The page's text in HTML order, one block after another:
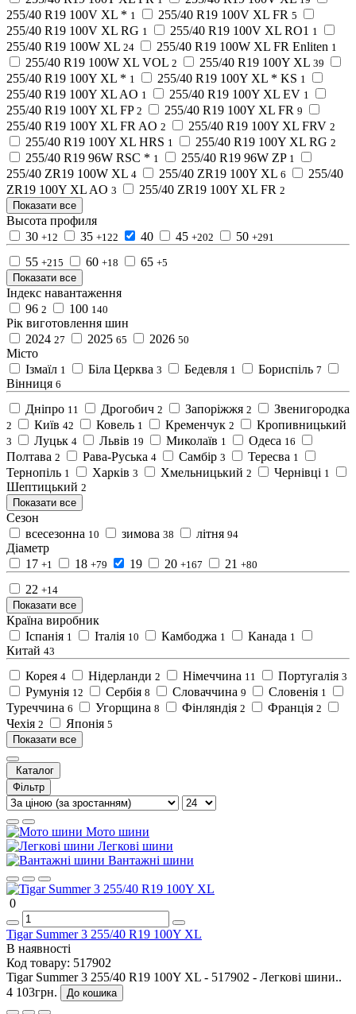
255/40 R19 100V XL * 1 255/40 R19 100V XL FR 5
255/40 R19 100V XL RG 1 255/40 R19 100V XL RO1 1
255/40 R19 100W XL 24 255/40 R19 100W XL FR Enliten 1
255/40 R19 100W XL VOL 2 255/40 R19 100Y XL 39
255/40 R19 100Y XL * 1 255/40 R19 100Y XL * KS 1
255/40 R19 100Y XL AO 1 255/40 R19 100Y XL EV 1
255/40 R19 100Y XL FP 2 255/40 R19 100Y XL FR 9
255/40 R19 100Y XL FR AO 2 255/40 R19 100Y XL FRV 2
255/40 R19 100Y XL HRS 1 255/40 R19 100Y XL RG 2
255/40 R19 96W RSC * 1 255/40 R19 96W ZP 1
255/40 ZR19 100W XL 4 255/40 ZR19 100Y XL 6
255/40
ZR19 100Y XL AO 3 255/40 ZR19 100Y XL FR 2
Показати все
Высота профиля
30 +12 35 +122 40 45 +202 50 +291
55 +215 60 +18 65 +5
Показати все
Індекс навантаження
96 2 100 140
Рік виготовлення шин
2024 27 2025 65 2026 50
Місто
Ізмаїл 1 Біла Церква 3 Бедевля 1 Бориспіль 7
Вінниця 6
Дніпро 11 Дрогобич 2 Запоріжжя 2 Звенигородка
2 Київ 42 Ковель 1 Кременчук 2 Кропивницький
3 Луцьк 4 Львів 19 Миколаїв 1 Одеса 16
Полтава 2 Рава-Руська 4 Самбір 3 Тересва 1
Тернопіль 1 Харків 3 Хмельницький 2 Чернівці 1
Шептицький 2
Показати все
Сезон
всесезонна 10 зимова 38 літня 94
Діаметр
17 +1 18 +79 19 20 +167 21 +80
22 +14
Показати все
Країна виробник
Іспанія 1 Італія 10 Камбоджа 1 Канада 1
Китай 43
Корея 4 Нідерланди 2 Німеччина 11 Португалія 3
Румунія 12 Сербія 8 Словаччина 9 Словенія 1
Туреччина 6 Угорщина 8 Фінляндія 2 Франція 2
Чехія 2 Японія 5
Показати все
Каталог
Фільтр
Мото шини
Легкові шини
Вантажні шини
0
Tigar Summer 3 255/40 R19 100Y XL
В наявності
Код товару: 517902
Tigar Summer 3 255/40 R19 100Y XL - 517902 - Легкові шини..
4 103грн.
До кошика